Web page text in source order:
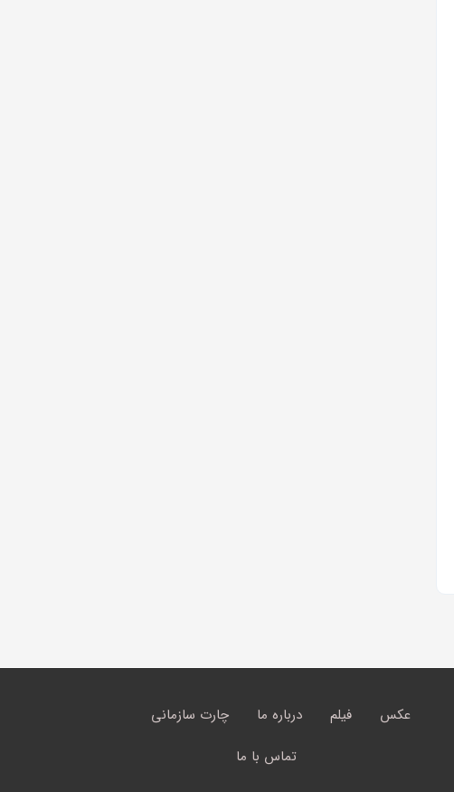
عکس فیلم درباره ما
چارت سازمانی
تماس با ما